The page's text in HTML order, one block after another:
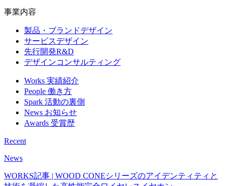
JVCケンウッド・デザインについて
3つのプロダクトブランド
会社概要
Service
事業内容
製品・ブランドデザイン
サービスデザイン
先行開発R&D
Spark活動の裏側
Newsお知らせ